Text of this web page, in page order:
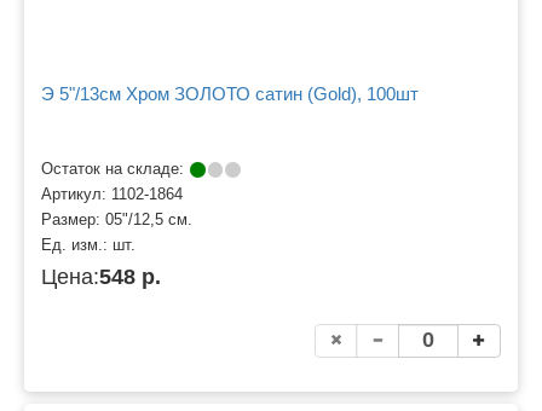
Э 5"/13см Хром ЗОЛОТО сатин (Gold), 100шт
Остаток на складе:
Артикул: 1102-1864
Размер: 05"/12,5 см.
Ед. изм.: шт.
Цена:548 р.